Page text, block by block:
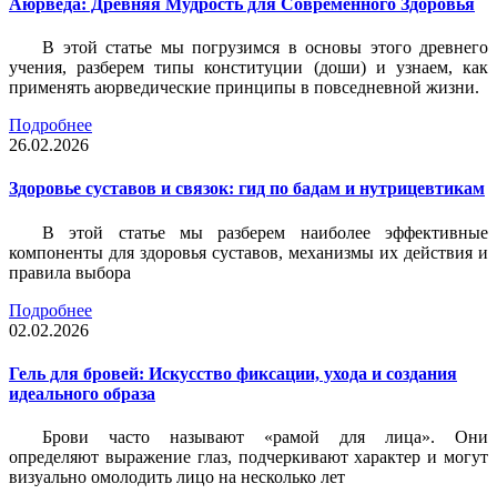
В этой статье мы погрузимся в основы этого древнего
учения, разберем типы конституции (доши) и узнаем, как
применять аюрведические принципы в повседневной жизни.
Подробнее
26.02.2026
Здоровье суставов и связок: гид по бадам и нутрицевтикам
В этой статье мы разберем наиболее эффективные
компоненты для здоровья суставов, механизмы их действия и
правила выбора
Подробнее
02.02.2026
Гель для бровей: Искусство фиксации, ухода и создания
идеального образа
Брови часто называют «рамой для лица». Они
определяют выражение глаз, подчеркивают характер и могут
визуально омолодить лицо на несколько лет